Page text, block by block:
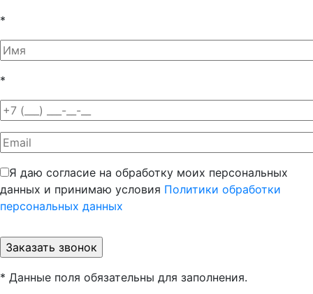
*
*
Я даю согласие на обработку моих персональных
данных и принимаю условия Политики обработки
персональных данных
* Данные поля обязательны для заполнения.